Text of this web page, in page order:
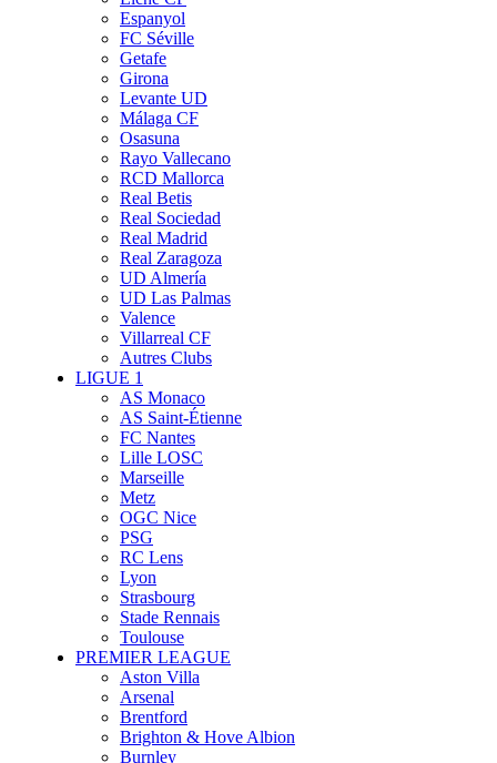
Espanyol
FC Séville
Getafe
Girona
Levante UD
Málaga CF
Osasuna
Rayo Vallecano
RCD Mallorca
Real Betis
Real Sociedad
Real Madrid
Real Zaragoza
UD Almería
UD Las Palmas
Valence
Villarreal CF
Autres Clubs
LIGUE 1
AS Monaco
AS Saint-Étienne
FC Nantes
Lille LOSC
Marseille
Metz
OGC Nice
PSG
RC Lens
Lyon
Strasbourg
Stade Rennais
Toulouse
PREMIER LEAGUE
Aston Villa
Arsenal
Brentford
Brighton & Hove Albion
Burnley